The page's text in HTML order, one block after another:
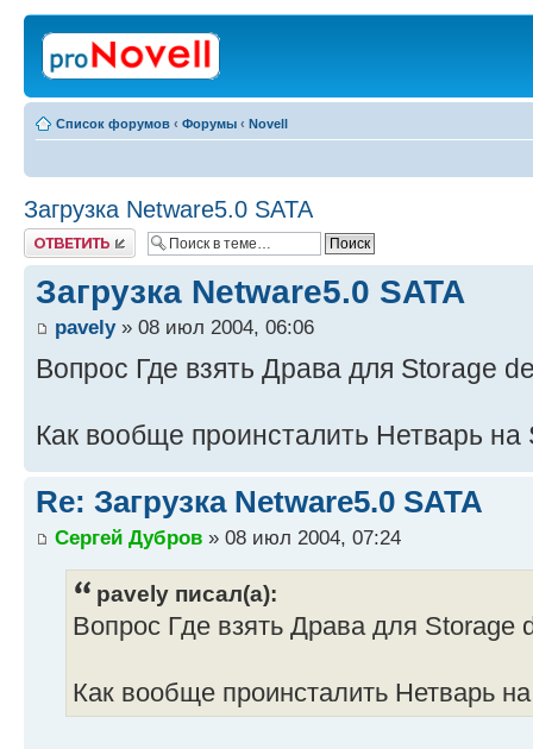
Список форумов ‹ Форумы ‹ Novell
Загрузка Netware5.0 SATA
Ответить
Загрузка Netware5.0 SATA
pavely» 08 июл 2004, 06:06
Вопрос Где взять Драва для Storage
Как вообще проинсталить Нетварь
Re: Загрузка Netware5.0 SATA
Сергей Дубров » 08 июл 2004, 07:24
pavely писал(а):
Вопрос Где взять Драва для Storage
Как вообще проинсталить Нетварь